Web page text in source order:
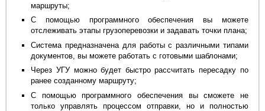
маршруты;
С помощью программного обеспечения вы можете
отслеживать этапы грузоперевозки и задавать точки плана;
Система предназначена для работы с различными типами
документов, вы можете работать с готовыми шаблонами;
Через УГУ можно будет быстро рассчитать пересадку по
ранее созданному маршруту;
С помощью программного обеспечения вы сможете не
только управлять процессом отправки, но и полностью